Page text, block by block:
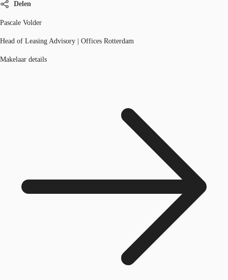
Delen
Pascale Volder
Head of Leasing Advisory | Offices Rotterdam
Makelaar details